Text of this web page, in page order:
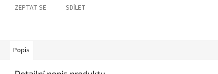
ZEPTAT SE SDÍLET
Popis